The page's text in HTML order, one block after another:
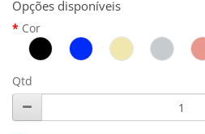
Opções disponíveis
Cor
Qtd